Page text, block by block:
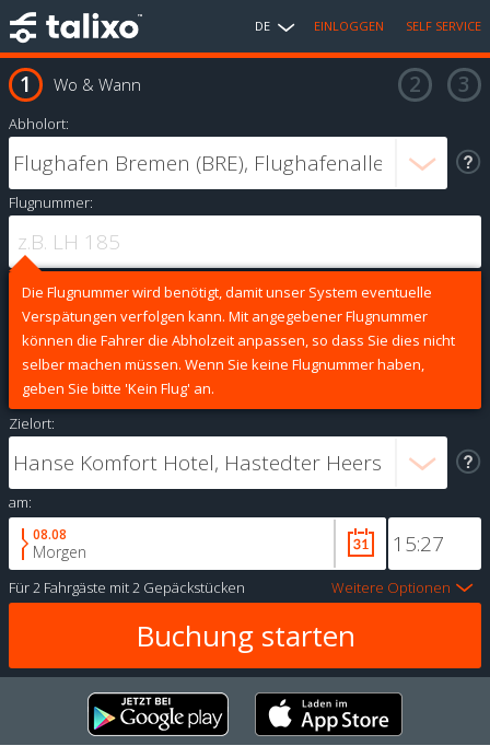
DE EINLOGGEN SELF SERVICE
Wo & Wann
Abholort:
Flugnummer:
Die Flugnummer wird benötigt, damit unser System eventuelle
Verspätungen verfolgen kann. Mit angegebener Flugnummer
können die Fahrer die Abholzeit anpassen, so dass Sie dies nicht
selber machen müssen. Wenn Sie keine Flugnummer haben,
geben Sie bitte 'Kein Flug' an.
Zielort:
am:
08.08
Morgen
Für2 Fahrgäste mit2 Gepäckstücken Weitere Optionen